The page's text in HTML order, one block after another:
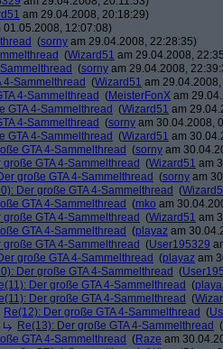
am 29.04.2008, 20:18:29)
01.05.2008, 12:07:08)
(sorny am 29.04.2008, 22:28:35)
(Wizard51 am 29.04.2008,
(sorny am 29.04.2008,
4-Sammelthread (Wizard51 am
4-Sammelthread (MeisterFonX am
GTA 4-Sammelthread (Wizard51 am
4-Sammelthread (sorny am 30.04.2008,
GTA 4-Sammelthread (Wizard51 am
GTA 4-Sammelthread (sorny am
große GTA 4-Sammelthread (Wizard51 am
große GTA 4-Sammelthread (sorny am
Der große GTA 4-Sammelthread (
GTA 4-Sammelthread (mko am
große GTA 4-Sammelthread (Wizard51 am
GTA 4-Sammelthread (playaz am
große GTA 4-Sammelthread (User195329
große GTA 4-Sammelthread (playaz am
Der große GTA 4-Sammelthread (
Der große GTA 4-Sammelthread (
Der große GTA 4-Sammelthread (
Re(12): Der große GTA 4-Sammelthread (
Re(13): Der große GTA 4-Sammelthread (
GTA 4-Sammelthread (Raze am